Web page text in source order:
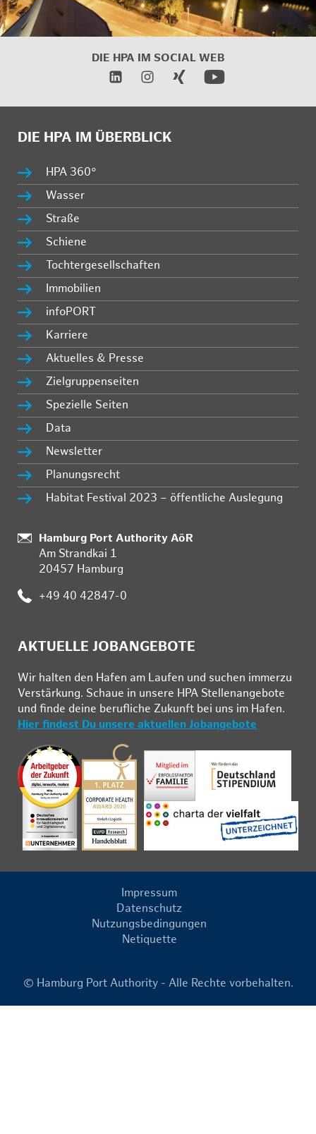
DIE HPA IM SOCIAL WEB
DIE HPA IM ÜBERBLICK
HPA 360°
Wasser
Straße
Schiene
Tochtergesellschaften
Immobilien
infoPORT
Karriere
Aktuelles & Presse
Zielgruppenseiten
Spezielle Seiten
Data
Newsletter
Planungsrecht
Habitat Festival 2023 – öffentliche Auslegung
:
Hamburg Port Authority AöR
Am Strandkai 1
20457 Hamburg
: +49 40 42847-0
AKTUELLE JOBANGEBOTE
Wir hal­ten den Ha­fen am Lau­fen und su­chen im­mer­zu
Ver­stär­kung. Schau­e in un­se­re HPA Stel­len­an­ge­bo­te
und fin­de deine be­ruf­li­che Zu­kunft bei uns im Ha­fen.
Hier findest Du unsere aktuellen Jobangebote
Impressum
Datenschutz
Nutzungsbedingungen
Netiquette
© Hamburg Port Authority - Alle Rechte vorbehalten.